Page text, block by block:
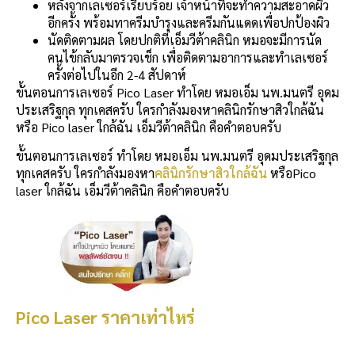
หลังจากเลเซอร์เรียบร้อย เจ้าหน้าที่จะทำความสะอาดผิว
อีกครั้ง พร้อมทาครีมบำรุงและครีมกันแดดเพื่อปกป้องผิว
นัดติดตามผล โดยปกติที่เอ็มวีต้าคลินิก หมอจะมีการนัด
คนไข้กลับมาตรวจเช็ก เพื่อติดตามอาการและทำเลเซอร์
ครั้งต่อไปในอีก 2-4 สัปดาห์
ขั้นตอนการเลเซอร์ Pico Laser ทำโดย หมอเอ็ม นพ.มนตรี อุดม
ประเสริฐกุล ทุกเคสครับ ใครกำลังมองหาคลินิกรักษาสิวใกล้ฉัน
หรือ Pico laser ใกล้ฉัน เอ็มวีต้าคลินิก คือคำตอบครับ
ขั้นตอนการเลเซอร์ ทำโดย หมอเอ็ม นพ.มนตรี อุดมประเสริฐกุล
ทุกเคสครับ ใครกำลังมองหาคลินิกรักษาสิวใกล้ฉันหรือPico
laser ใกล้ฉัน เอ็มวีต้าคลินิก คือคำตอบครับ
Pico Laser ราคาเท่าไหร่